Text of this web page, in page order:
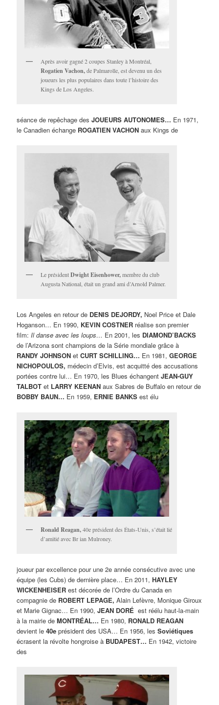
Après avoir gagné 2 coupes Stanley à Montréal,
Rogatien Vachon,de Palmarolle, est devenu un des
joueurs les plus populaires dans toute l’histoire des
Kings de Los Angeles.
séance de repêchage desJOUEURS AUTONOMES… En 1971,
le Canadien échange ROGATIEN VACHON aux Kings de
Le présidentDwight Eisenhower,membre du club
Augusta National, était un grand ami d’Arnold Palmer.
Los Angeles en retour de DENIS DEJORDY, Noel Price et Dale
Hoganson… En 1990, KEVIN COSTNER réalise son premier
film:Il danse avec les loups… En 2001, les DIAMOND’BACKS
de l’Arizona sont champions de la Série mondiale grâce à
RANDY JOHNSON etCURT SCHILLING… En 1981,GEORGE
NICHOPOULOS, médecin d’Elvis, est acquitté des accusations
portées contre lui… En 1970, les Blues échangentJEAN-GUY
TALBOT et LARRY KEENAN aux Sabres de Buffalo en retour de
BOBBY BAUN… En 1959, ERNIE BANKS est élu
Ronald Reagan,40e président des États-Unis, s’était lié
d’amitié avec Br ian Mulroney.
joueur par excellence pour une 2e année consécutive avec une
équipe (les Cubs) de dernière place… En 2011,HAYLEY
WICKENHEISER est décorée de l’Ordre du Canada en
compagnie de ROBERT LEPAGE, Alain Lefèvre, Monique Giroux
et Marie Gignac… En 1990,JEAN DORÉ est réélu haut-la-main
à la mairie deMONTRÉAL… En 1980, RONALD REAGAN
devient le40e président des USA… En 1956, lesSoviétiques
écrasent la révolte hongroise à BUDAPEST… En 1942, victoire
des